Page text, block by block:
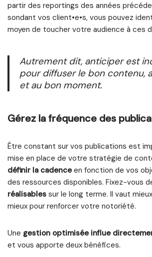
partir des reportings des années
sondant vos client•e•s, vous pouvez
moyen de toucher votre audience à ces
Autrement dit, anticiper est
pour diffuser le bon contenu,
et au bon moment.
Gérez la fréquence des
Être constant sur vos publications est
mise en place de votre stratégie de
définir la cadenceen fonction de vos
des ressources disponibles. Fixez-vous
réalisables sur le long terme. Il vaut
mieux pour renforcer votre notoriété.
Une gestion optimisée influe
et vous apporte deux bénéfices.